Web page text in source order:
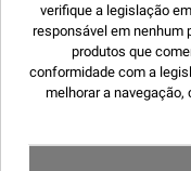
verifique a legislação
responsável em nenhum
produtos que
conformidade com a
melhorar a navegação,